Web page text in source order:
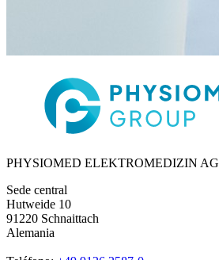
PHYSIOMED ELEKTROMEDIZIN AG
Sede central
Hutweide 10
91220 Schnaittach
Alemania